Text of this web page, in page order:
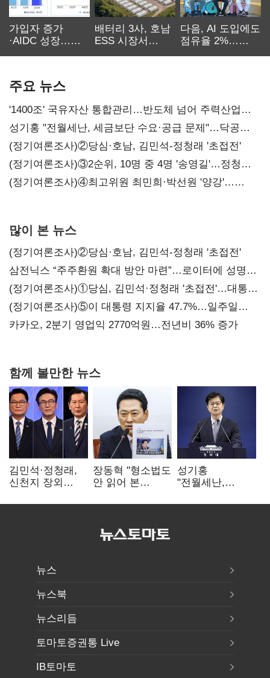
가입자 증가
·AIDC 성장…
배터리 3사, 호남
ESS 시장서
다음, AI 도입에도
점유율 2%…
주요 뉴스
'1400조' 국유자산 통합관리…반도체 넘어 주력산업
구조혁신
성기홍 "전월세난, 세금보단 수요·공급 문제"…닥공
시사
(정기여론조사)②당심·호남, 김민석-정청래 '초접전'
(정기여론조사)③2순위, 10명 중 4명 '송영길'…정청래
'한 자릿수'
(정기여론조사)④최고위원 최민희·박선원 '양강'…
많이 본 뉴스
(정기여론조사)②당심·호남, 김민석-정청래 '초접전'
삼전닉스 “주주환원 확대 방안 마련”…로이터에 성명
보내
(정기여론조사)①당심, 김민석·정청래 '초접전'…대통령
지지도 '50% 아래로'(종합)
(정기여론조사)⑤이 대통령 지지율 47.7%…일주일
만에 다시 40%대
카카오, 2분기 영업익 2770억원…전년비 36% 증가
함께 볼만한 뉴스
김민석·정청래,
신천지 장외
"호남 계몽 규탄"
장동혁 "형소법도
안 읽어 본
속도로 무너질
성기홍
"전월세난,
공급 문제"…닥공
뉴스
뉴스북
뉴스리듬
토마토증권통 Live
IB토마토